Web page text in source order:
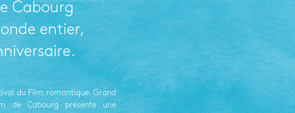
Cabourg
entier,
du Film romantique. Grand
de Cabourg présente une